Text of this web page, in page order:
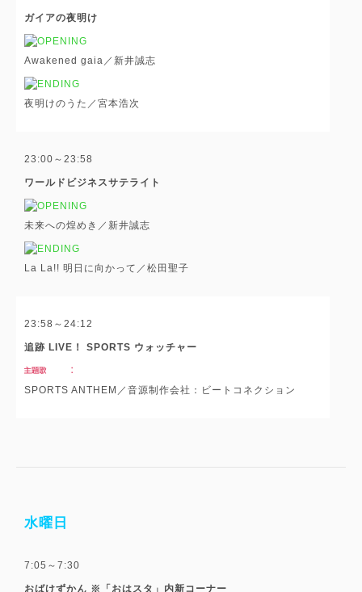
ガイアの夜明け
Awakened gaia／新井誠志
夜明けのうた／宮本浩次
23:00～23:58
ワールドビジネスサテライト
未来への煌めき／新井誠志
La La!! 明日に向かって／松田聖子
23:58～24:12
追跡 LIVE！ SPORTS ウォッチャー
SPORTS ANTHEM／音源制作会社：ビートコネクション
水曜日
7:05～7:30
おばけずかん ※「おはスタ」内新コーナー